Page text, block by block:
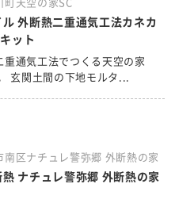
外断熱二重通気工法カネカ
ット
通気工法でつくる天空の家
玄関土間の下地モルタ...
区ナチュレ警弥郷 外断熱の家
ナチュレ警弥郷 外断熱の家